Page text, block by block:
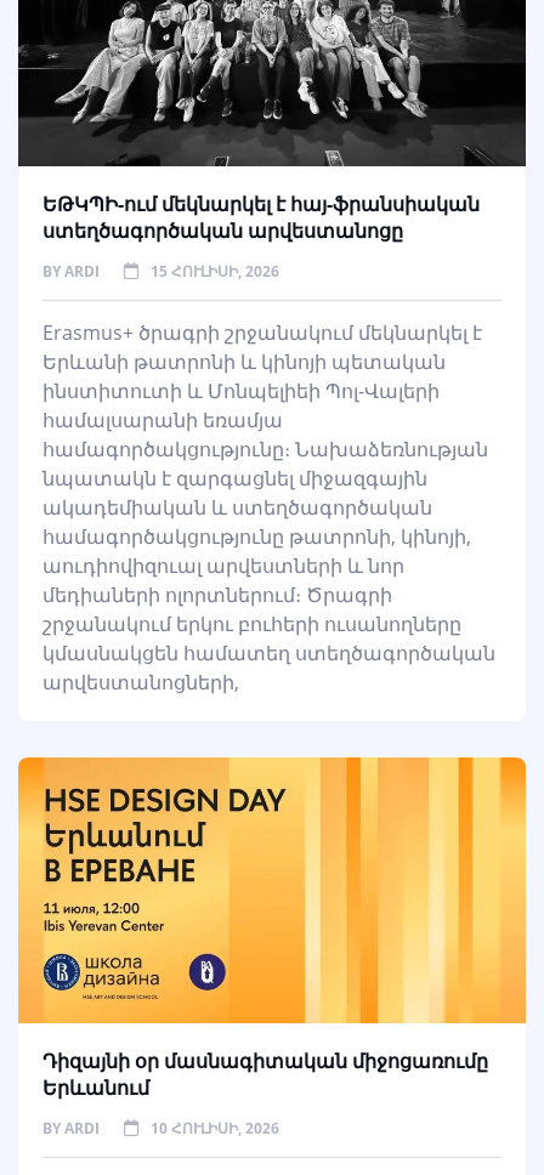
ԵԹԿՊԻ-ում մեկնարկել է հայ-ֆրանսիական
ստեղծագործական արվեստանոցը
BYARDI 15 ՀՈՒԼԻՍԻ, 2026
Erasmus+ ծրագրի շրջանակում մեկնարկել է
Երևանի թատրոնի և կինոյի պետական
ինստիտուտի և Մոնպելիեի Պոլ-Վալերի
համալսարանի եռամյա
համագործակցությունը։ Նախաձեռնության
նպատակն է զարգացնել միջազգային
ակադեմիական և ստեղծագործական
համագործակցությունը թատրոնի, կինոյի,
աուդիովիզուալ արվեստների և նոր
մեդիաների ոլորտներում։ Ծրագրի
շրջանակում երկու բուհերի ուսանողները
կմասնակցեն համատեղ ստեղծագործական
արվեստանոցների,
Դիզայնի օր մասնագիտական միջոցառումը
Երևանում
BYARDI 10 ՀՈՒԼԻՍԻ, 2026